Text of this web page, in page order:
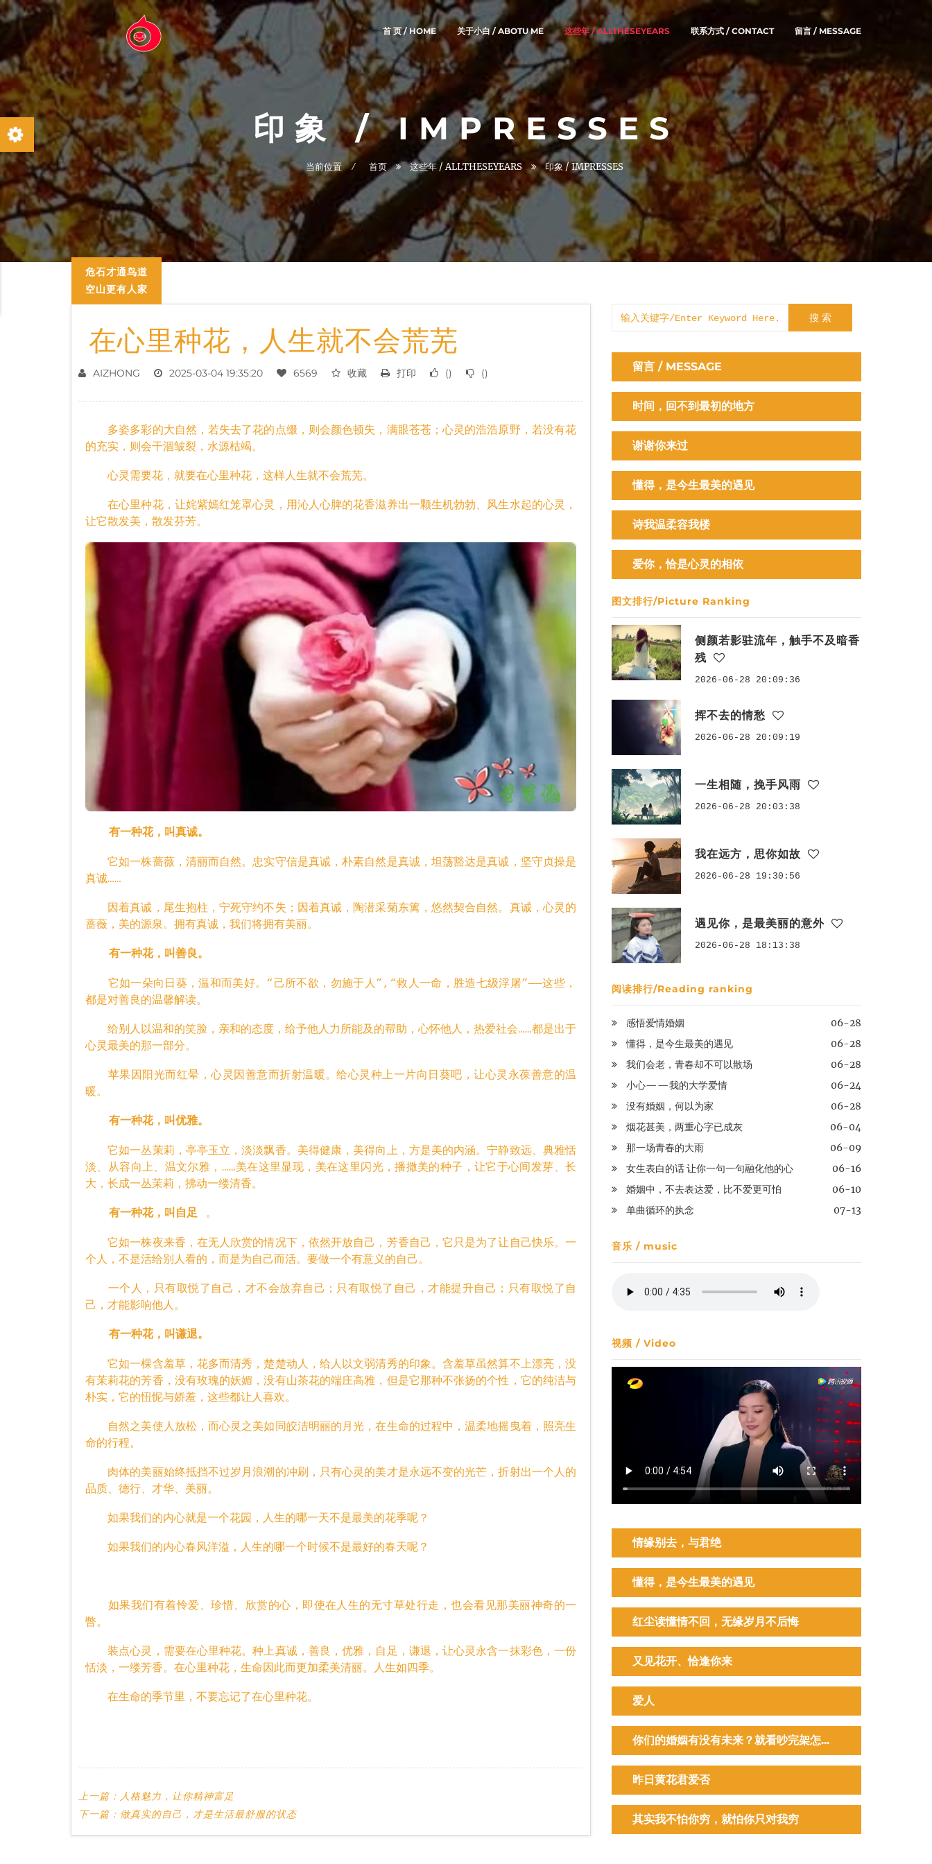
首 页 / HOME 关于小白 / ABOTU ME 这些年 / ALLTHESEYEARS 联系方式 / CONTACT 留言 / MESSAGE
印象 / IMPRESSES
当前位置 首页 这些年 / ALLTHESEYEARS 印象 / IMPRESSES
危石才通鸟道
空山更有人家
在心里种花，人生就不会荒芜
AIZHONG 2025-03-04 19:35:20 6569 收藏 打印 () ()
多姿多彩的大自然，若失去了花的点缀，则会颜色顿失，满眼苍苍；心灵的浩浩原野，若没有花
的充实，则会干涸皱裂，水源枯竭。
心灵需要花，就要在心里种花，这样人生就不会荒芜。
在心里种花，让姹紫嫣红笼罩心灵，用沁人心脾的花香滋养出一颗生机勃勃、风生水起的心灵，
让它散发美，散发芬芳。
有一种花，叫真诚。
它如一株蔷薇，清丽而自然。忠实守信是真诚，朴素自然是真诚，坦荡豁达是真诚，坚守贞操是
真诚……
因着真诚，尾生抱柱，宁死守约不失；因着真诚，陶潜采菊东篱，悠然契合自然。真诚，心灵的
蔷薇，美的源泉。拥有真诚，我们将拥有美丽。
有一种花，叫善良。
它如一朵向日葵，温和而美好。“己所不欲，勿施于人”,“救人一命，胜造七级浮屠”——这些，
都是对善良的温馨解读。
给别人以温和的笑脸，亲和的态度，给予他人力所能及的帮助，心怀他人，热爱社会……都是出于
心灵最美的那一部分。
苹果因阳光而红晕，心灵因善意而折射温暖。给心灵种上一片向日葵吧，让心灵永葆善意的温
暖。
有一种花，叫优雅。
它如一丛茉莉，亭亭玉立，淡淡飘香。美得健康，美得向上，方是美的内涵。宁静致远、典雅恬
淡、从容向上、温文尔雅，……美在这里显现，美在这里闪光，播撒美的种子，让它于心间发芽、长
大，长成一丛茉莉，拂动一缕清香。
有一种花，叫自足 。
它如一株夜来香，在无人欣赏的情况下，依然开放自己，芳香自己，它只是为了让自己快乐。一
个人，不是活给别人看的，而是为自己而活。要做一个有意义的自己。
一个人，只有取悦了自己，才不会放弃自己；只有取悦了自己，才能提升自己；只有取悦了自
己，才能影响他人。
有一种花，叫谦退。
它如一棵含羞草，花多而清秀，楚楚动人，给人以文弱清秀的印象。含羞草虽然算不上漂亮，没
有茉莉花的芳香，没有玫瑰的妖媚，没有山茶花的端庄高雅，但是它那种不张扬的个性，它的纯洁与
朴实，它的忸怩与娇羞，这些都让人喜欢。
自然之美使人放松，而心灵之美如同皎洁明丽的月光，在生命的过程中，温柔地摇曳着，照亮生
命的行程。
肉体的美丽始终抵挡不过岁月浪潮的冲刷，只有心灵的美才是永远不变的光芒，折射出一个人的
品质、德行、才华、美丽。
如果我们的内心就是一个花园，人生的哪一天不是最美的花季呢？
如果我们的内心春风洋溢，人生的哪一个时候不是最好的春天呢？
如果我们有着怜爱、珍惜、欣赏的心，即使在人生的无寸草处行走，也会看见那美丽神奇的一
瞥。
装点心灵，需要在心里种花。种上真诚，善良，优雅，自足，谦退，让心灵永含一抹彩色，一份
恬淡，一缕芳香。在心里种花，生命因此而更加柔美清丽。人生如四季。
在生命的季节里，不要忘记了在心里种花。
上一篇： 人格魅力，让你精神富足
下一篇： 做真实的自己，才是生活最舒服的状态
搜 索
留言 / MESSAGE
时间，回不到最初的地方
谢谢你来过
懂得，是今生最美的遇见
诗我温柔容我楼
爱你，恰是心灵的相依
图文排行/Picture Ranking
侧颜若影驻流年，触手不及暗香
残
2026-06-28 20:09:36
挥不去的情愁
2026-06-28 20:09:19
一生相随，挽手风雨
2026-06-28 20:03:38
我在远方，思你如故
2026-06-28 19:30:56
遇见你，是最美丽的意外
2026-06-28 18:13:38
阅读排行/Reading ranking
感悟爱情婚姻
06-28
懂得，是今生最美的遇见
06-28
我们会老，青春却不可以散场
06-28
小心——我的大学爱情
06-24
没有婚姻，何以为家
06-28
烟花甚美，两重心字已成灰
06-04
那一场青春的大雨
06-09
女生表白的话 让你一句一句融化他的心
06-16
婚姻中，不去表达爱，比不爱更可怕
06-10
单曲循环的执念
07-13
音乐 / music
视频 / Video
情缘别去，与君绝
懂得，是今生最美的遇见
红尘读懂情不回，无缘岁月不后悔
又见花开、恰逢你来
爱人
你们的婚姻有没有未来？就看吵完架怎...
昨日黄花君爱否
其实我不怕你穷，就怕你只对我穷